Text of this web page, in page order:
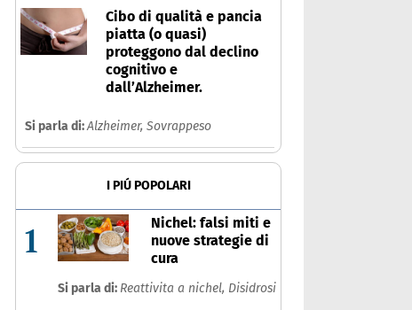
Cibo di qualità e pancia
piatta (o quasi)
proteggono dal declino
cognitivo e
dall’Alzheimer.
Si parla di:Alzheimer, Sovrappeso
I PIÚ POPOLARI
1
Nichel: falsi miti e
nuove strategie di
cura
Si parla di: Reattivita a nichel, Disidrosi